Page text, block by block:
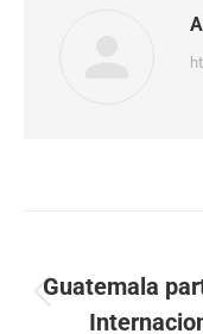
entre
Guatemala